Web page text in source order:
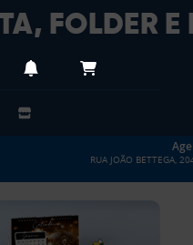
RUA JOÃO BETTEGA,